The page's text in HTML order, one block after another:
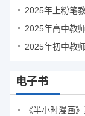
2025年上粉笔
2025年高中教
2025年初中教
电子书
《半小时漫画